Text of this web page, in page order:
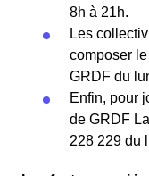
8h à 21h.
Les
composer
GRDF du
Enfin, pour
de GRDF
228 229 du